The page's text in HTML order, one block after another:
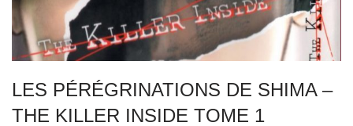
LES PÉRÉGRINATIONS DE SHIMA –
THE KILLER INSIDE TOME 1